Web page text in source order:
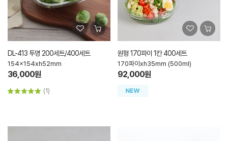
DL-413 투명 200세트/400세트
154x154xh52mm
36,000원
(1)
원형 170파이 1칸 400세트
170파이xh35mm (500ml)
92,000원